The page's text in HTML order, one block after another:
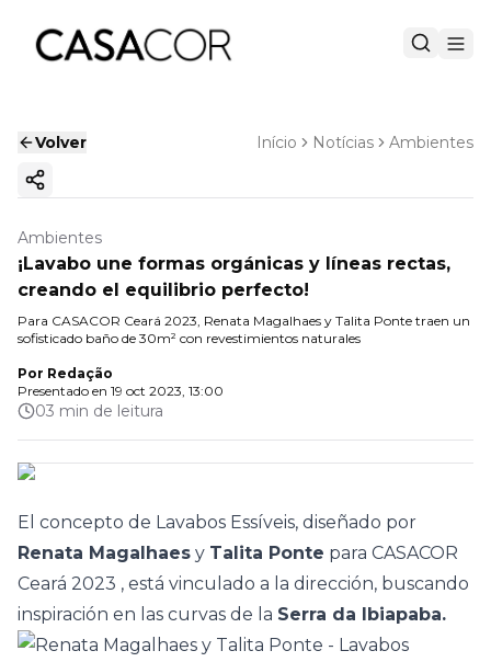
Volver Início Notícias Ambientes
Copiar enlace
Ambientes
¡Lavabo une formas orgánicas y líneas rectas,
creando el equilibrio perfecto!
Para CASACOR Ceará 2023, Renata Magalhaes y Talita Ponte traen un
sofisticado baño de 30m² con revestimientos naturales
Por Redação
Presentado en 19 oct 2023, 13:00
03 min de leitura
El concepto de Lavabos Essíveis, diseñado por
Renata Magalhaes y Talita Ponte para CASACOR
Ceará 2023 , está vinculado a la dirección, buscando
inspiración en las curvas de la Serra da Ibiapaba.